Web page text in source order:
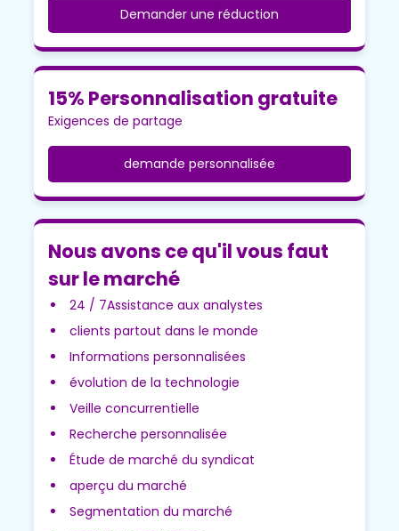
Demander une réduction
15% Personnalisation gratuite
Exigences de partage
demande personnalisée
Nous avons ce qu'il vous faut
sur le marché
24 / 7Assistance aux analystes
clients partout dans le monde
Informations personnalisées
évolution de la technologie
Veille concurrentielle
Recherche personnalisée
Étude de marché du syndicat
aperçu du marché
Segmentation du marché